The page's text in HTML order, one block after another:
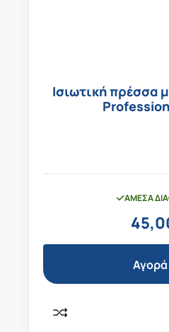
Ισιωτική πρέσσα
ΆΜΕΣΑ
Αγορά